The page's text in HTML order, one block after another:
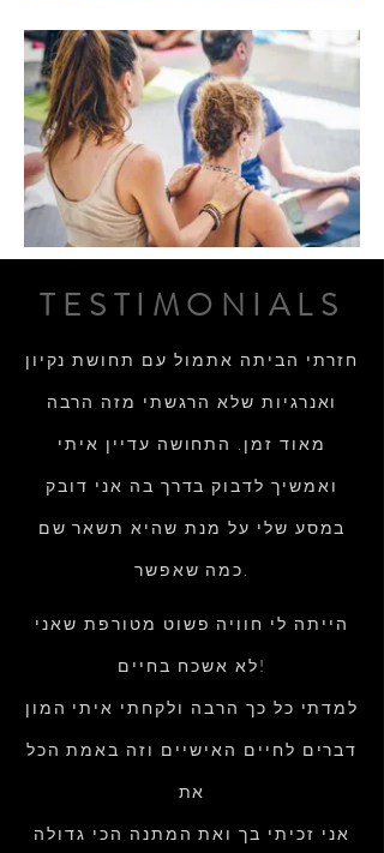
TESTIMONIALS
חזרתי הביתה אתמול עם תחושת נקיון
ואנרגיות שלא הרגשתי מזה הרבה
מאוד זמן. התחושה עדיין איתי
ואמשיך לדבוק בדרך בה אני דובק
במסע שלי על מנת שהיא תשאר שם
כמה שאפשר.
הייתה לי חוויה פשוט מטורפת שאני
לא אשכח בחיים!
למדתי כל כך הרבה ולקחתי איתי המון
דברים לחיים האישיים וזה באמת הכל
את
אני זכיתי בך ואת המתנה הכי גדולה